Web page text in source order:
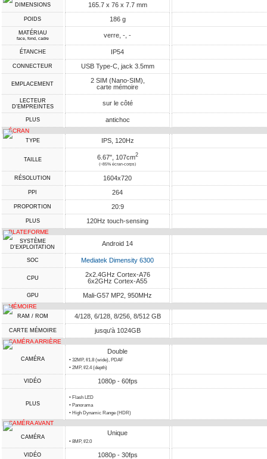
DIMENSIONS 165.7 x 76 x 7.7 mm
POIDS 186 g
MATÉRIAU
face, fond, cadre verre, -, -
ÉTANCHE IP54
CONNECTEUR USB Type-C, jack 3.5mm
EMPLACEMENT
2 SIM (Nano-SIM),
carte mémoire
LECTEUR
D'EMPREINTES
sur le côté
PLUS antichoc
ÉCRAN
TYPE IPS, 120Hz
TAILLE 6.67", 107cm2
(~85% écran-corps)
RÉSOLUTION 1604x720
PPI 264
PROPORTION 20:9
PLUS 120Hz touch-sensing
PLATEFORME
SYSTÈME
D'EXPLOITATION
Android 14
SOC Mediatek Dimensity 6300
CPU
2x2.4GHz Cortex-A76
6x2GHz Cortex-A55
GPU Mali-G57 MP2, 950MHz
MÉMOIRE
RAM / ROM 4/128, 6/128, 8/256, 8/512 GB
CARTE MÉMOIRE jusqu'à 1024GB
CAMÉRA ARRIÈRE
CAMÉRA
Double
• 32MP, f/1.8 (wide), PDAF
• 2MP, f/2.4 (depth)
VIDÉO 1080p - 60fps
PLUS
• Flash LED
• Panorama
• High Dynamic Range (HDR)
CAMÉRA AVANT
CAMÉRA
Unique
• 8MP, f/2.0
VIDÉO 1080p - 30fps